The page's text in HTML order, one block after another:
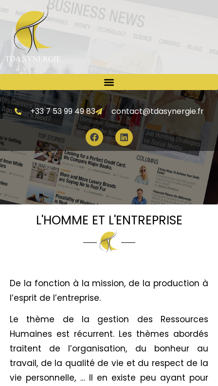
+33 7 53 99 49 83 contact@tdasynergie.fr
L'HOMME ET L'ENTREPRISE
De la fonction à la mission, de la production à
l’esprit de l’entreprise.
Le thème de la gestion des Ressources
Humaines est récurrent. Les thèmes abordés
traitent de l’organisation, du bonheur au
travail, de la qualité de vie et du respect de la
vie personnelle, … Il en existe peu ayant pour